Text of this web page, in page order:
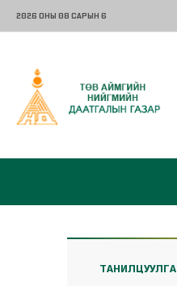
2026 ОНЫ 08 САРЫН 6
ТАНИЛЦУУЛГА